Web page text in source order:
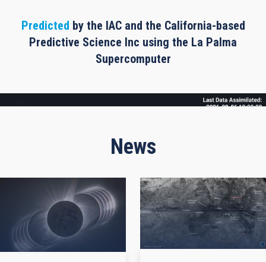
Predicted by the IAC and the California-based
Predictive Science Inc using the La Palma
Supercomputer
News